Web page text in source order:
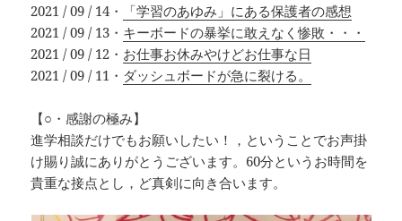
2021 / 09 / 14・
「学習のあゆみ」にある保護者の感想
2021 / 09 / 13・ キーボードの暴挙に敢えなく惨敗・・・
2021 / 09 / 12・ お仕事お休みやけどお仕事な日
2021 / 09 / 11・ ダッシュボードが急に裂ける。
【○・感謝の極み】
進学相談だけでもお願いしたい！，ということでお声掛
け賜り誠にありがとうございます。60分というお時間を
貴重な接点とし，ど真剣に向き合います。